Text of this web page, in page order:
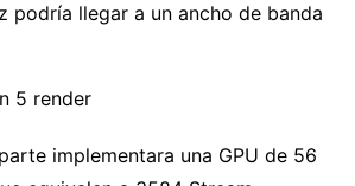
podría llegar a un ancho de banda
implementara una GPU de 56